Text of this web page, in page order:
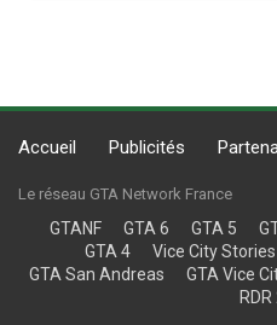
Accueil Publicités
Le réseau GTA Network France
GTANF GTA 6 GTA 5
GTA 4
Vice City Stories
GTA San Andreas
GTA Vice
RDR